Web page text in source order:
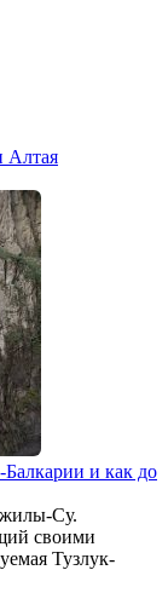
Алтая
и как до
Су.
своими
Тузлук-